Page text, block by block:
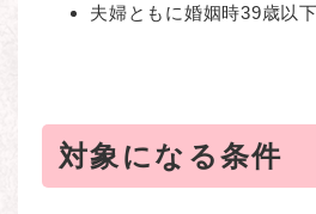
夫婦ともに婚姻時39歳以
対象になる条件